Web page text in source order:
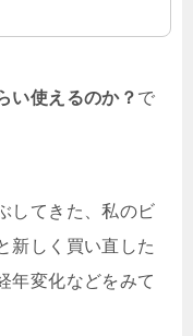
い使えるのか？ で
してきた、私のビ
新しく買い直した
年変化などをみて